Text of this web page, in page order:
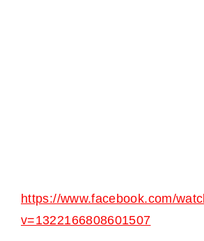
https://www.facebook.com/
v=1322166808601507